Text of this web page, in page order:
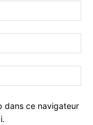
dans ce navigateur